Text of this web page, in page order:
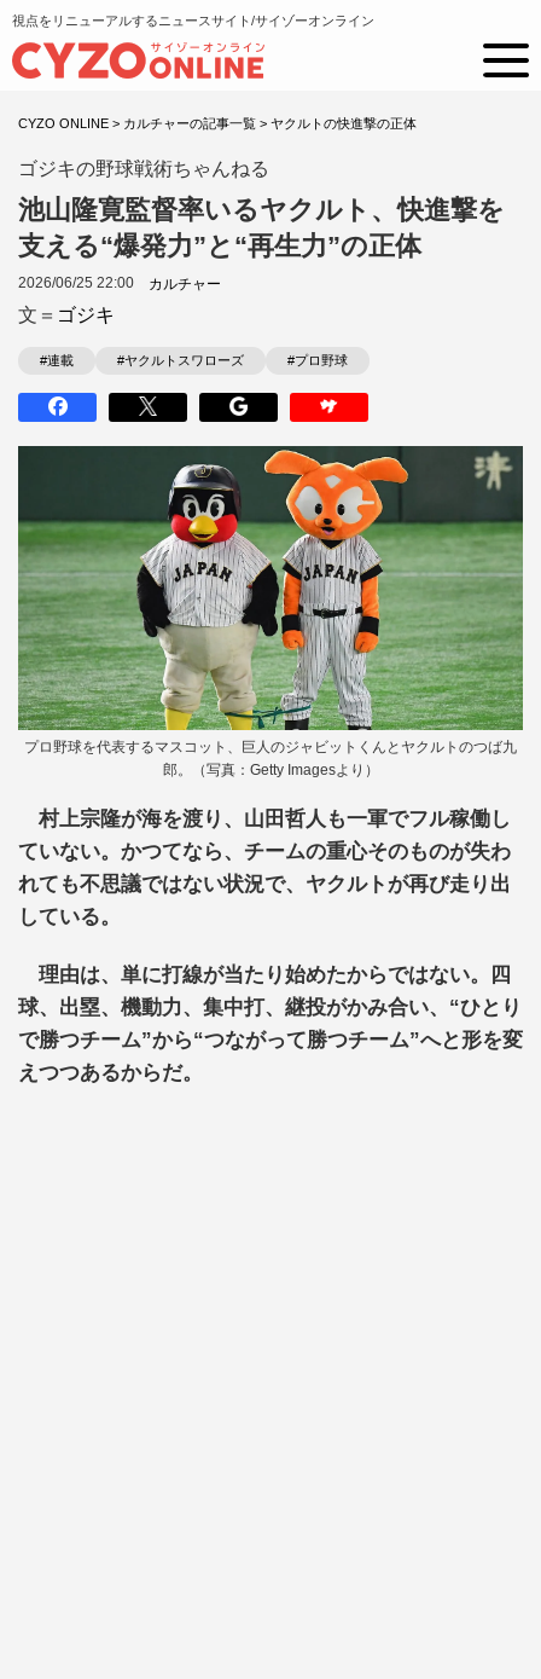
視点をリニューアルするニュースサイト/サイゾーオンライン
CYZO ONLINE > カルチャーの記事一覧 > ヤクルトの快進撃の正体
ゴジキの野球戦術ちゃんねる
池山隆寛監督率いるヤクルト、快進撃を
支える“爆発力”と“再生力”の正体
2026/06/25 22:00 カルチャー
文＝ ゴジキ
#連載 #ヤクルトスワローズ #プロ野球
プロ野球を代表するマスコット、巨人のジャビットくんとヤクルトのつば九
郎。（写真：Getty Imagesより）
村上宗隆が海を渡り、山田哲人も一軍でフル稼働し
ていない。かつてなら、チームの重心そのものが失わ
れても不思議ではない状況で、ヤクルトが再び走り出
している。
理由は、単に打線が当たり始めたからではない。四
球、出塁、機動力、集中打、継投がかみ合い、“ひとり
で勝つチーム”から“つながって勝つチーム”へと形を変
えつつあるからだ。